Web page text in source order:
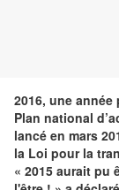
2016, une année
Plan national
lancé en mars
la Loi pour la
« 2015 aurait pu